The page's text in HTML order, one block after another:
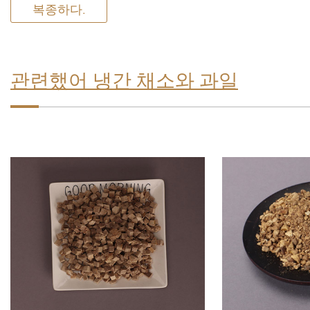
복종하다.
관련했어 냉간 채소와 과일